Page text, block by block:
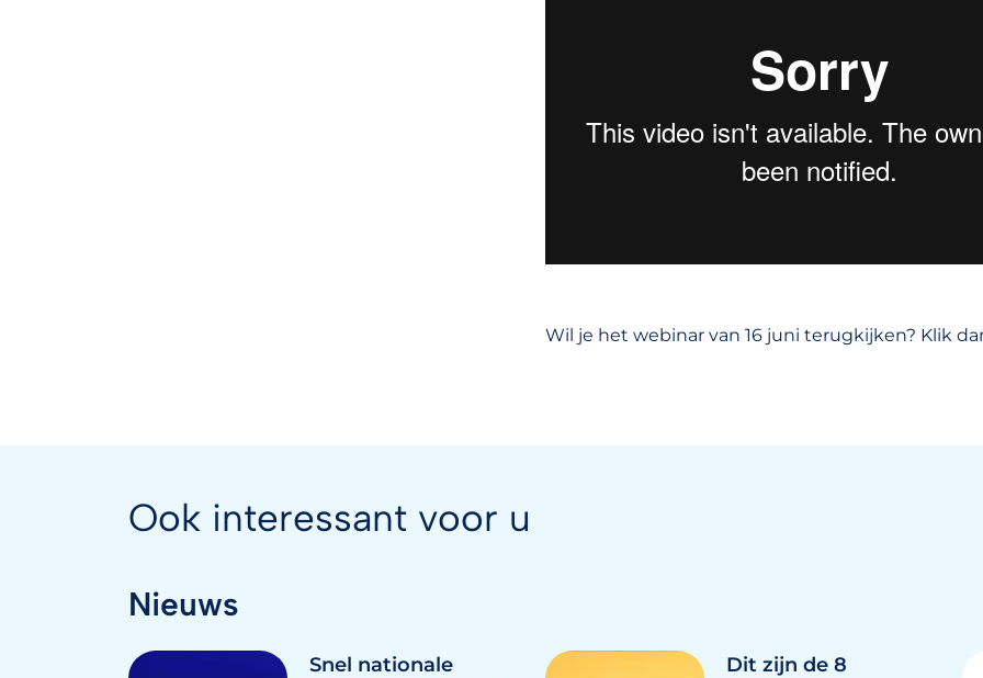
Wil je het webinar van 16 juni terugkijken? Klik
Ook interessant voor u
Nieuws
Snel nationale
Dit zijn de 8